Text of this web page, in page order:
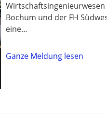
Bochum und der FH
eine…
Ganze Meldung lesen